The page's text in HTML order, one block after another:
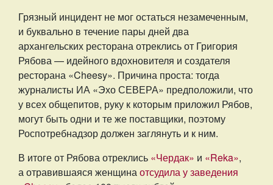
Грязный инцидент не мог остаться незамеченным,
и буквально в течение пары дней два
архангельских ресторана отреклись от Григория
Рябова — идейного вдохновителя и создателя
ресторана «Cheesy». Причина проста: тогда
журналисты ИА «Эхо СЕВЕРА» предположили, что
у всех общепитов, руку к которым приложил Рябов,
могут быть одни и те же поставщики, поэтому
Роспотребнадзор должен заглянуть и к ним.
В итоге от Рябова отреклись «Чердак» и «Reka»,
а отравившаяся женщинаотсудила у заведения